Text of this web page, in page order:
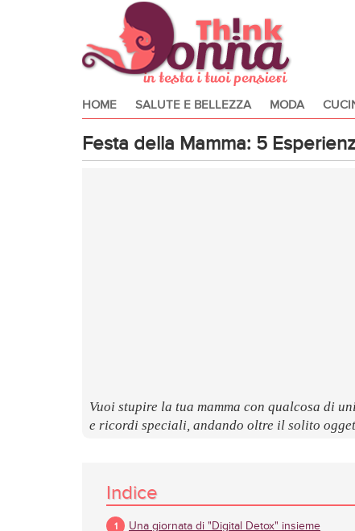
HOME SALUTE E BELLEZZA MODA
Festa della Mamma: 5
Vuoi stupire la tua mamma con qualcosa di
e ricordi speciali, andando oltre il solito
Indice
Una giornata di "Digital Detox" insieme